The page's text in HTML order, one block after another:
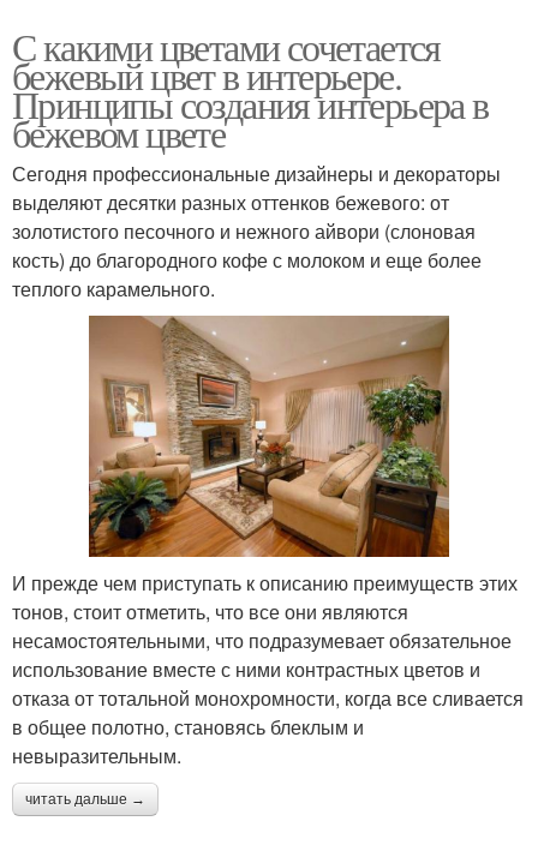
С какими цветами сочетается
бежевый цвет в интерьере.
Принципы создания интерьера в
бежевом цвете
Сегодня профессиональные дизайнеры и декораторы
выделяют десятки разных оттенков бежевого: от
золотистого песочного и нежного айвори (слоновая
кость) до благородного кофе с молоком и еще более
теплого карамельного.
И прежде чем приступать к описанию преимуществ этих
тонов, стоит отметить, что все они являются
несамостоятельными, что подразумевает обязательное
использование вместе с ними контрастных цветов и
отказа от тотальной монохромности, когда все сливается
в общее полотно, становясь блеклым и
невыразительным.
читать дальше →